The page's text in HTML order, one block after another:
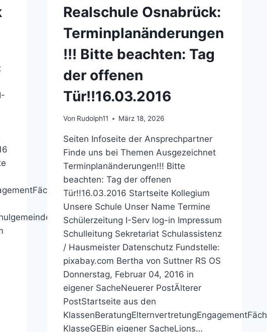
DER
AM
Realschule Osnabrück:
Terminplanänderungen
!!! Bitte beachten: Tag
der offenen
Tür!!16.03.2016
Von Rudolph11 März 18, 2026
Seiten Infoseite der Ansprechpartner
Finde uns bei Themen Ausgezeichnet
Terminplanänderungen!!! Bitte
beachten: Tag der offenen
Tür!!16.03.2016 Startseite Kollegium
Unsere Schule Unser Name Termine
Schülerzeitung I-Serv log-in Impressum
Schulleitung Sekretariat Schulassistenz
/ Hausmeister Datenschutz Fundstelle:
pixabay.com Bertha von Suttner RS OS
Donnerstag, Februar 04, 2016 in
eigener SacheNeuerer PostÄlterer
PostStartseite aus den
KlasseGEBin eigener SacheLions…